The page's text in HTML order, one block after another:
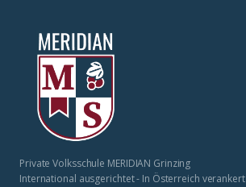
Private Volksschule MERIDIAN Grinzing
International ausgerichtet - In Österreich verankert